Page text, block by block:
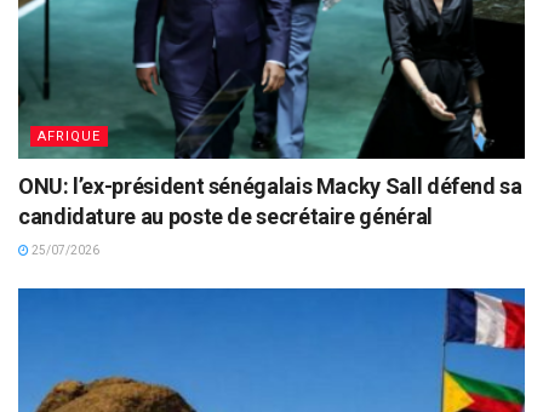
AFRIQUE
ONU: l’ex-président sénégalais Macky Sall défend sa
candidature au poste de secrétaire général
25/07/2026